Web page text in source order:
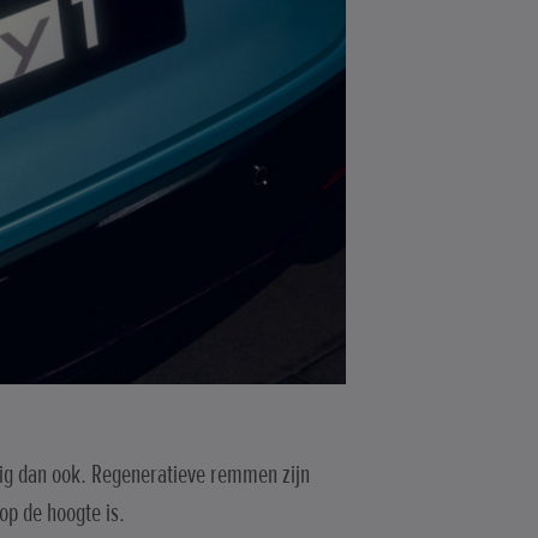
dan ook. Regeneratieve remmen zijn
de hoogte is.